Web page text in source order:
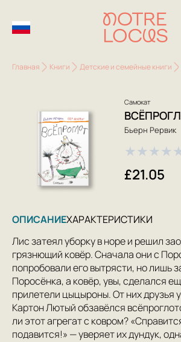
Главная Книги Детские и семейные книги
Самокат
Бьерн Рервик
★★★★
£21.05
ОПИСАНИЕХАРАКТЕРИСТИКИ
Лис затеял уборку в норе и решил
грязнющий ковёр. Сначала они с
попробовали его вытрясти, но лишь
Поросёнка, а ковёр, увы, сделался
прилетели цыцыроны. От них друзья
Картон Лютый обзавёлся
ли этот агрегат с ковром?
подавится!» — уверяет их дундук,